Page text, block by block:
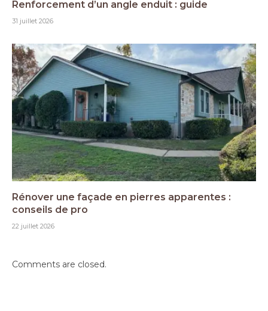
Renforcement d’un angle enduit : guide
31 juillet 2026
Rénover une façade en pierres apparentes :
conseils de pro
22 juillet 2026
Comments are closed.